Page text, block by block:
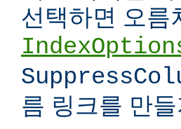
선택하면 오름
름 링크를 만